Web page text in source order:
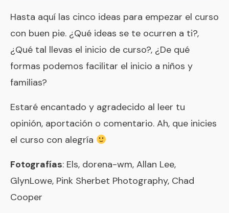
familias?
Estaré encantado y agradecido al leer tu
opinión, aportación o comentario. Ah, que inicies
el curso con alegría
GlynLowe,Pink Sherbet Photography, Chad
Cooper
emocionante? Suscríbete para obtener
consejos y recursos exclusivos